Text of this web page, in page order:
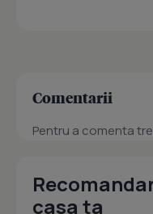
Comentarii
Pentru a comenta
casa ta